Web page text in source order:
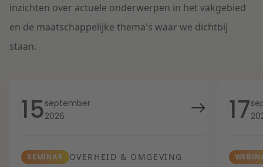
inzichten over actuele onderwerpen in het vakgebied
en de maatschappelijke thema's waar we dichtbij
staan.
15september
2026
SEMINAR OVERHEID & OMGEVING
17